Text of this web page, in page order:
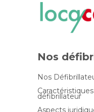
Nos
Nos
défibrillateur
Aspects